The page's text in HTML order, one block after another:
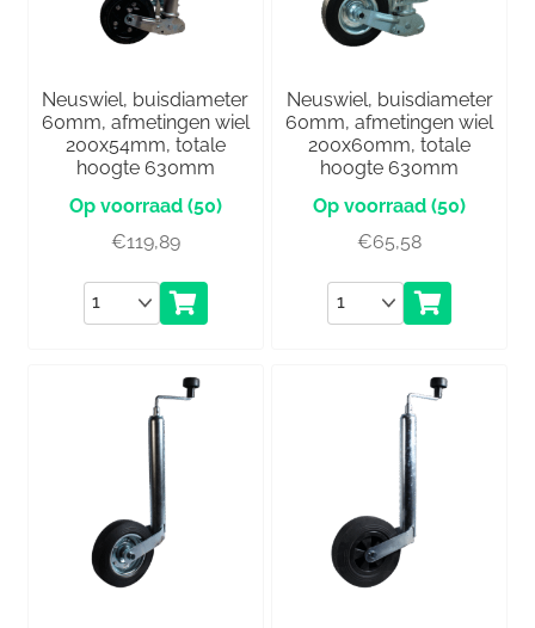
Neuswiel, buisdiameter
60mm, afmetingen wiel
200x54mm, totale
hoogte 630mm
(50)
€119,89
Aantal
Neuswiel, buisdiameter
60mm, afmetingen wiel
200x60mm, totale
hoogte 630mm
(50)
€65,58
Aantal